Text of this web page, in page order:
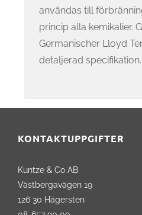
användas till
princip alla kemikalier.
Germanischer Lloyd
detaljerad
KONTAKTUPPGIFTER
Kuntze & Co AB
Västbergavägen 19
126 30 Hägersten